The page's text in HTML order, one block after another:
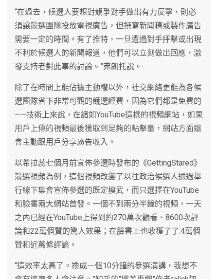
“在過去，候選人要想對競爭對手做出有力反擊，則必
須讓競選團隊投放電視廣告，但撰寫新聞稿或製作廣告
需要一定的時間。有了推特，一旦遭遇對手抨擊或出現
不利於候選人的新聞報道，他們可以立刻做出回應，激
發支持者對此事的討論。”弗朗托說。
除了在時間上能佔據主動權以外，社交網絡更能為各候
選團隊省下非常可觀的競選經費，因為它們都是免費的
——技術上來說，在諸如YouTube這樣的視頻網站，如果
用戶上傳的視頻最後獲取到足夠的點擊量，網站方面還
會主動跟用戶分享廣告收入。
以希拉蕊七個月前宣佈參選時發布的《GettingStared》
競選視頻為例，這個視頻改變了以往政治候選人通過舉
行線下集會宣佈參選的既定模武，而只選擇在YouTube
和臉書兩大網站首發。一個不到兩分半鐘的視頻，一天
之內已經在YouTube上得到約270萬次觀看、8600次評
論和22萬個贊的驚人效果；在臉書上也收獲了了.4萬個
贊和近萬條評論。
“這效率太高了。換成一個10分鐘的參選演講，我想不